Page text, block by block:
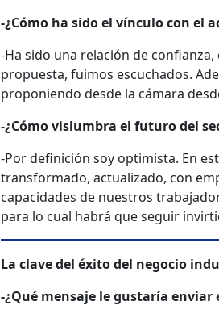
-¿Cómo ha sido el vínculo con el
-Ha sido una relación de
propuesta, fuimos escuchados.
proponiendo desde la cámara
-¿Cómo vislumbra el futuro del
-Por definición soy optimista. En
transformado, actualizado, con
capacidades de nuestros
para lo cual habrá que seguir
La clave del éxito del negocio
-¿Qué mensaje le gustaría